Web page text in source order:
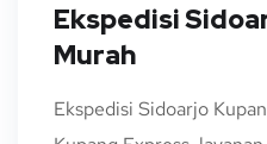
Ekspedisi
Murah
Ekspedisi Sidoarjo